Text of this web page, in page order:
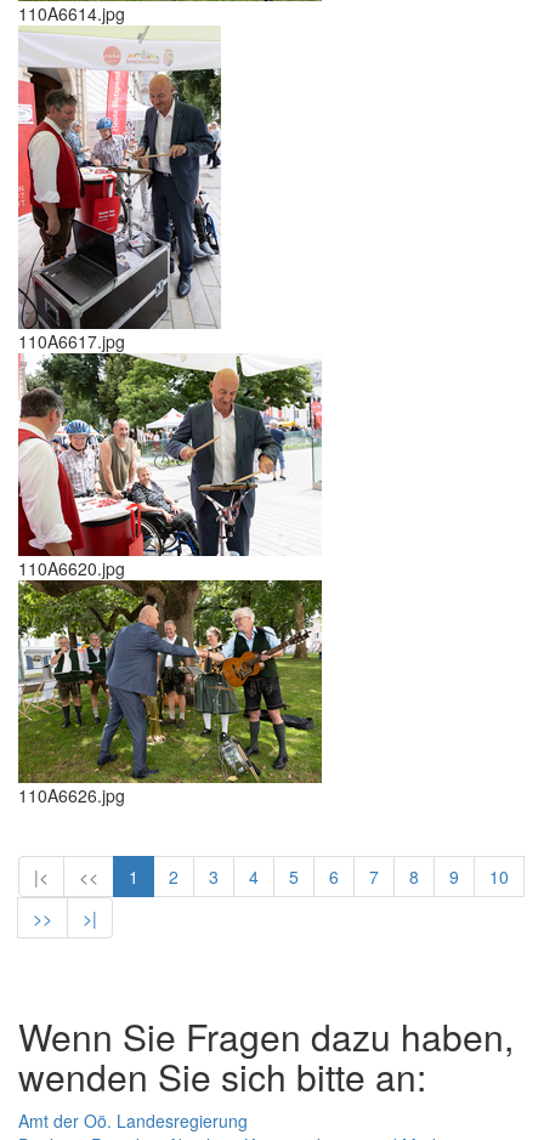
110A6614.jpg
110A6617.jpg
110A6620.jpg
110A6626.jpg
|< << 1 2 3 4 5 6 7 8 9
10
>>
>|
Wenn Sie Fragen dazu haben,
wenden Sie sich bitte an:
Amt der Oö. Landesregierung